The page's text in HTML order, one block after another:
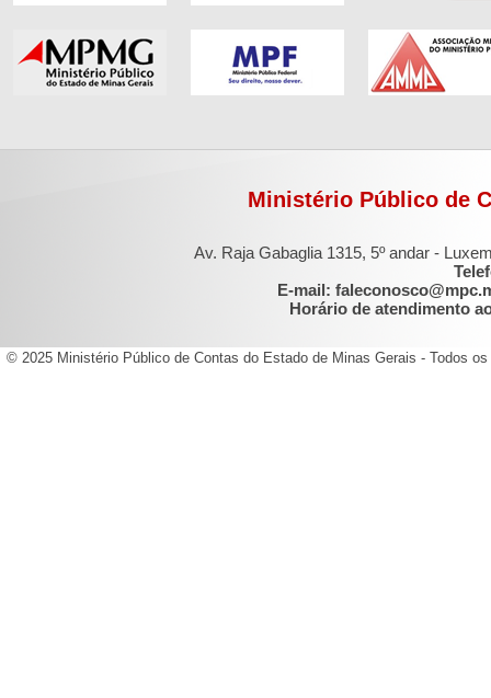
Ministério Público de
Av. Raja Gabaglia 1315, 5º andar -
E-mail:
Horário de atendimento
© 2025 Ministério Público de Contas do Estado de Minas Gerais - Todos